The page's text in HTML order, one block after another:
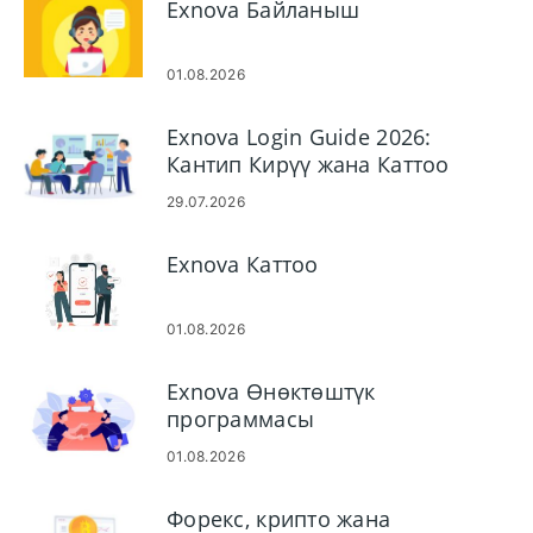
Exnova Байланыш
01.08.2026
Exnova Login Guide 2026:
Кантип Кирүү жана Каттоо
эсебиңизге коопсуз кирүү
29.07.2026
Exnova Каттоо
01.08.2026
Exnova Өнөктөштүк
программасы
01.08.2026
Форекс, крипто жана